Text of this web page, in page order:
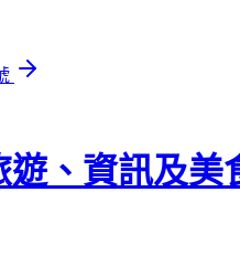
遊、資訊及美